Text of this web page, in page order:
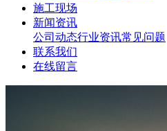
施工现场
新闻资讯
公司动态行业资讯常见问题
联系我们
在线留言